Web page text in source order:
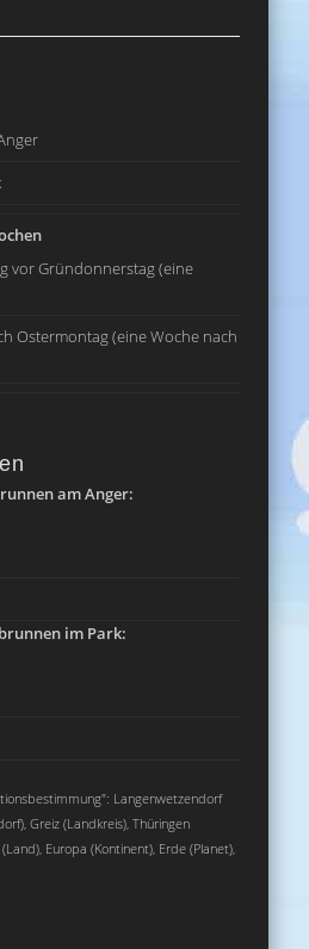
vor Gründonnerstag (eine
Ostermontag (eine Woche nach
am Anger:
im Park:
Langenwetzendorf
Greiz (Landkreis), Thüringen
Europa (Kontinent), Erde (Planet),